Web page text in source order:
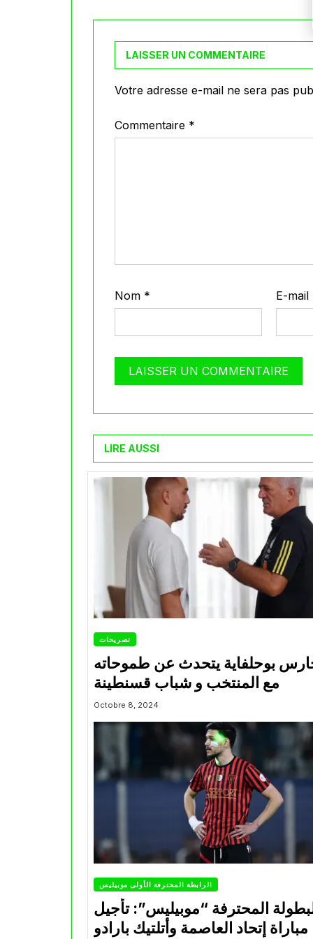
LAISSER UN COMMENTAIRE
Votre adresse e-mail ne sera pas
Commentaire *
Nom * E-mail
LIRE AUSSI
تصريحات
بوحلفاية يتحدث عن طموحاته
مع المنتخب و شباب قسنطينة
Octobre 8, 2024
الرابطة المحترفة الأولى موبيليس
المحترفة “موبيليس”: تأجيل
مباراة إتحاد العاصمة وأتلتيك بارادو